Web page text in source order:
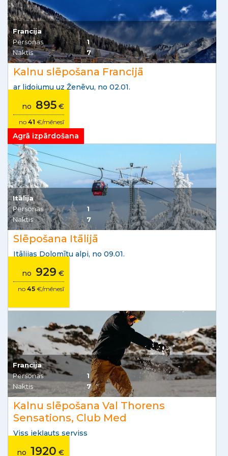
Francija
Personas
1
Naktis
7
Kalnu slēpošana Francijā
ar lidojumu uz Ženēvu, no 02.01.
no 895 €
no 41 €/mēnesī
Agrā izpārdošana
Itālija
Personas
1
Naktis
7
Slēpošana Itālijā
Itālijas Dolomītu alpi, no 09.01.
no 929 €
no 45 €/mēnesī
Francija
Personas
1
Naktis
7
Kalnu slēpošana Val Thorens
Sensations, Club Med
Viss iekļauts serviss
no 1920 €